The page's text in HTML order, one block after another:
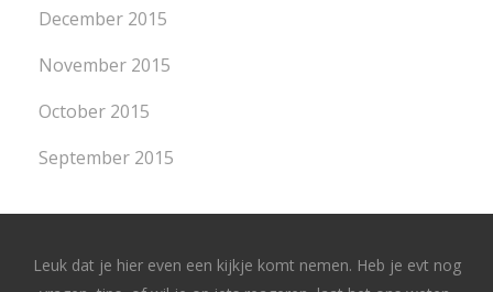
December 2015
November 2015
October 2015
September 2015
Leuk dat je hier even een kijkje komt nemen. Heb je evt nog